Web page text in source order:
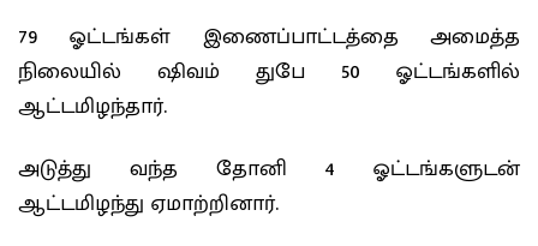
79 ஓட்டங்கள் இணைப்பாட்டத்தை அமைத்த
நிலையில் ஷிவம் துபே 50 ஓட்டங்களில்
ஆட்டமிழந்தார்.
அடுத்து வந்த தோனி 4 ஓட்டங்களுடன்
ஆட்டமிழந்து ஏமாற்றினார்.